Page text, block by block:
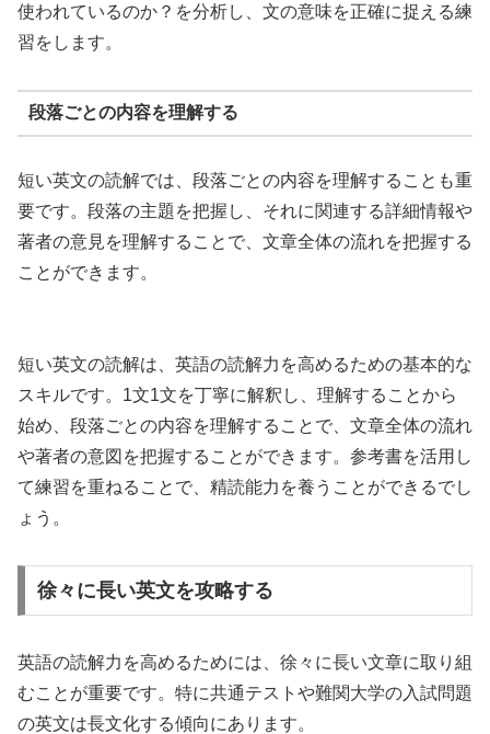
使われているのか？を分析し、文の意味を正確に捉える練
習をします。
段落ごとの内容を理解する
短い英文の読解では、段落ごとの内容を理解することも重
要です。段落の主題を把握し、それに関連する詳細情報や
著者の意見を理解することで、文章全体の流れを把握する
ことができます。
短い英文の読解は、英語の読解力を高めるための基本的な
スキルです。1文1文を丁寧に解釈し、理解することから
始め、段落ごとの内容を理解することで、文章全体の流れ
や著者の意図を把握することができます。参考書を活用し
て練習を重ねることで、精読能力を養うことができるでし
ょう。
徐々に長い英文を攻略する
英語の読解力を高めるためには、徐々に長い文章に取り組
むことが重要です。特に共通テストや難関大学の入試問題
の英文は長文化する傾向にあります。